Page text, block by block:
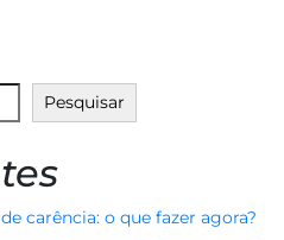
Pesquisar
carência: o que fazer agora?